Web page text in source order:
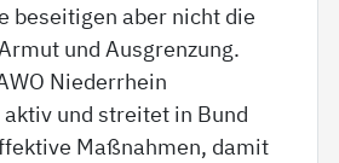
beseitigen aber nicht die
und Ausgrenzung.
Niederrhein
und streitet in Bund
Maßnahmen, damit